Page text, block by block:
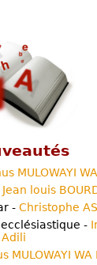
MULOWAYI
Jean louis
- Christophe
-
Adili
MULOWAYI WA